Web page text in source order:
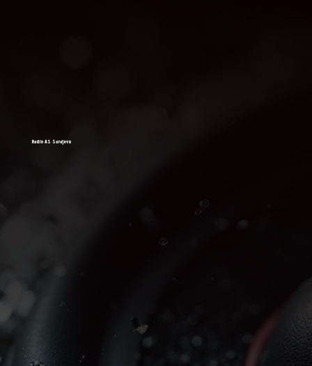
Radio AS Sarajevo